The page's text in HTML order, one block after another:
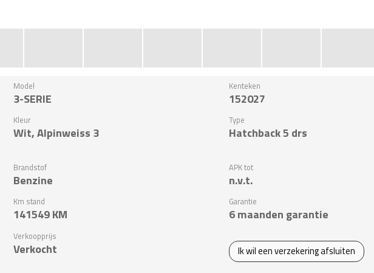
Model
3-SERIE
Kenteken
152027
Kleur
Wit, Alpinweiss 3
Type
Hatchback 5 drs
Brandstof
Benzine
APK tot
n.v.t.
Km stand
141549KM
Garantie
6 maanden garantie
Verkoopprijs
Verkocht Ik wil een verzekering afsluiten